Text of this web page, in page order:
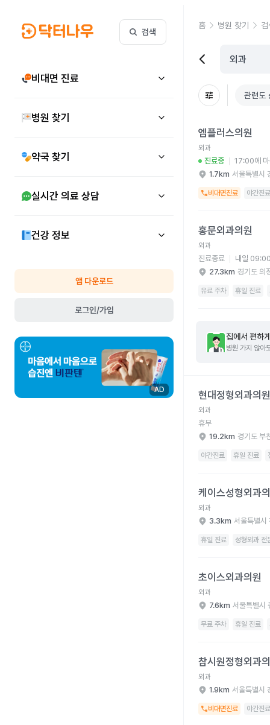
검색
비대면 진료
병원 찾기
약국 찾기
실시간 의료 상담
건강 정보
앱 다운로드
로그인/가입
AD
홈 병원 찾기
관련도
엠플러스의원
외과
진료중
17:00에
1.7km 서울특별시
비대면진료 야간진료
홍문외과의원
외과
진료종료
내일
27.3km 경기도 의
유료 주차 휴일 진료
집에서 편하
병원 가지 않아
현대정형외과의원
외과
휴무
19.2km 경기도 부
야간진료 휴일 진료
케이스성형외과
외과
3.3km 서울특별시
휴일 진료 성형외과 전
초이스외과의원
외과
7.6km 서울특별시
무료 주차 휴일 진료
참시원정형외과
외과
1.9km 서울특별시
비대면진료 야간진료